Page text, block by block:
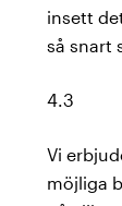
insett
så snart
4.3
Vi
möjliga